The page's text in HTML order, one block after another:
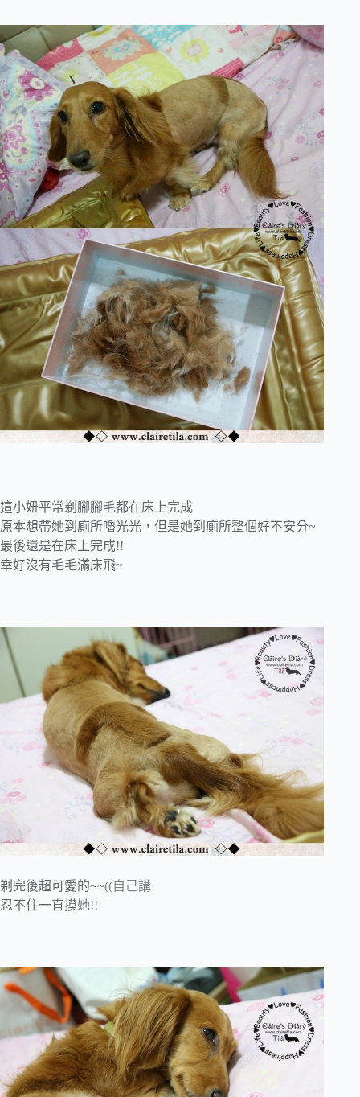
這小妞平常剃腳腳毛都在床上完成
原本想帶她到廁所嚕光光，但是她到廁所整個好不安分~
最後還是在床上完成!!
幸好沒有毛毛滿床飛~
剃完後超可愛的~~((自己講
忍不住一直摸她!!